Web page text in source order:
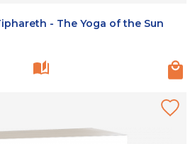
- The Yoga of the Sun